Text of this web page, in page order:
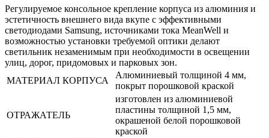
Регулируемое консольное крепление корпуса из алюминия и
эстетичность внешнего вида вкупе с эффективными
светодиодами Samsung, источниками тока MeanWell и
возможностью установки требуемой оптики делают
светильник незаменимым при необходимости в освещении
улиц, дорог, придомовых и парковых зон.
МАТЕРИАЛ КОРПУСА
Алюминиевый толщиной 4 мм,
покрыт порошковой краской
ОТРАЖАТЕЛЬ
изготовлен из алюминиевой
пластины толщиной 1,5 мм,
окрашеной белой порошковой
краской